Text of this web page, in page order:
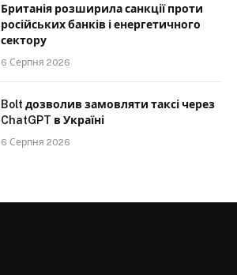
Британія розширила санкції проти
російських банків і енергетичного
сектору
6 Серпня 2026
Bolt дозволив замовляти таксі через
ChatGPT в Україні
6 Серпня 2026